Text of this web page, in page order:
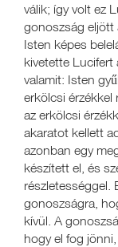
válik; így volt ez
gonoszság eljött
Isten képes
kivetette Lucifert
valamit: Isten
erkölcsi érzékkel
az erkölcsi
akaratot kellett
azonban egy
készített el, és
részletességgel.
gonoszságra,
kívül. A
hogy el fog